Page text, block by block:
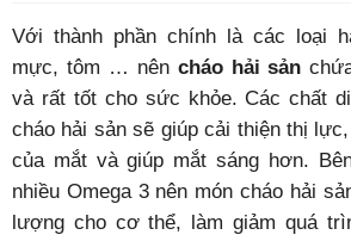
Với thành phần chính là các loại
mực, tôm … nên cháo hải sản
và rất tốt cho sức khỏe. Các chất
cháo hải sản sẽ giúp cải thiện thị
của mắt và giúp mắt sáng hơn.
nhiều Omega 3 nên món cháo hải
lượng cho cơ thể, làm giảm quá